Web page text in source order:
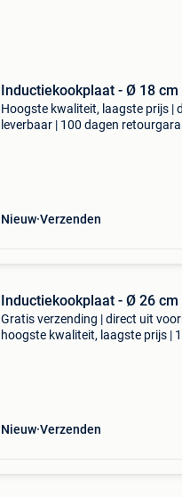
Inductiekookplaat - Ø 18 cm
Hoogste kwaliteit, laagste prijs |
leverbaar | 100 dagen
Nieuw Verzenden
Inductiekookplaat - Ø 26 cm
Gratis verzending | direct uit
hoogste kwaliteit, laagste prijs |
Nieuw Verzenden